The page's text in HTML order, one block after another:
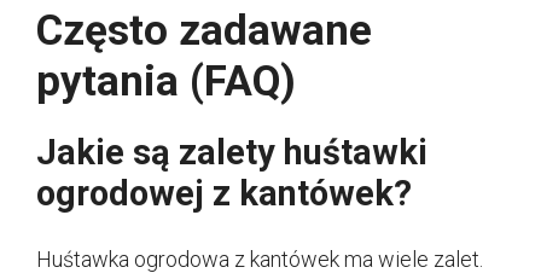
Często zadawane
pytania (FAQ)
Jakie są zalety huśtawki
ogrodowej z kantówek?
Huśtawka ogrodowa z kantówek ma wiele zalet.